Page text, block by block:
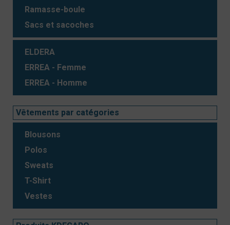
Ramasse-boule
Sacs et sacoches
ELDERA
ERREA - Femme
ERREA - Homme
Vêtements par catégories
Blousons
Polos
Sweats
T-Shirt
Vestes